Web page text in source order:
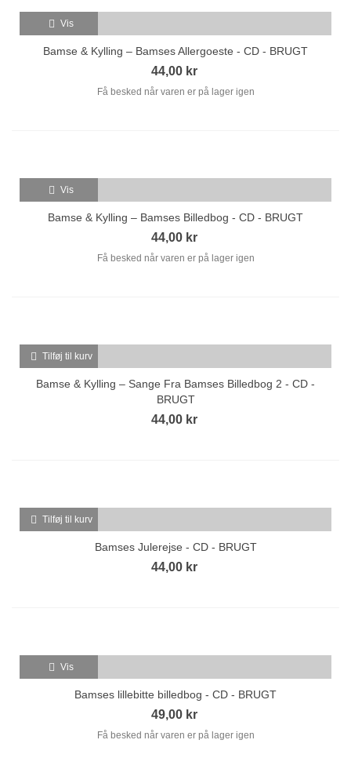
Vis
Bamse & Kylling – Bamses Allergoeste - CD - BRUGT
44,00 kr
Få besked når varen er på lager igen
Vis
Bamse & Kylling – Bamses Billedbog - CD - BRUGT
44,00 kr
Få besked når varen er på lager igen
Tilføj til kurv
Bamse & Kylling – Sange Fra Bamses Billedbog 2 - CD -
BRUGT
44,00 kr
Tilføj til kurv
Bamses Julerejse - CD - BRUGT
44,00 kr
Vis
Bamses lillebitte billedbog - CD - BRUGT
49,00 kr
Få besked når varen er på lager igen